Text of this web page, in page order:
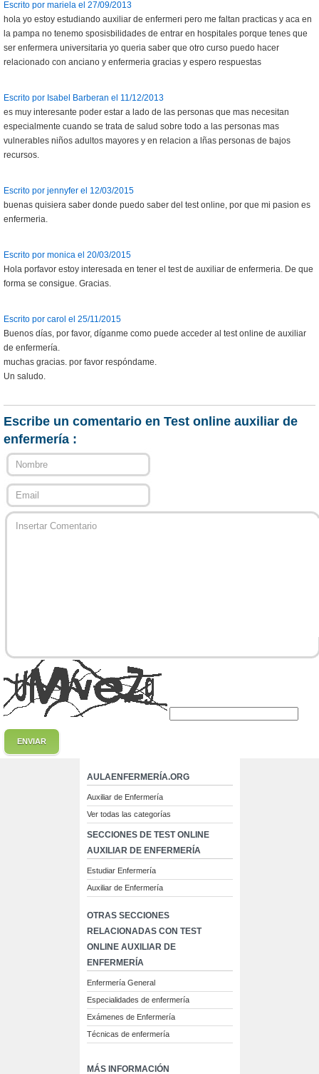
Escrito por mariela el 27/09/2013
hola yo estoy estudiando auxiliar de enfermeri pero me faltan practicas y aca en
la pampa no tenemo sposisbilidades de entrar en hospitales porque tenes que
ser enfermera universitaria yo queria saber que otro curso puedo hacer
relacionado con anciano y enfermeria gracias y espero respuestas
Escrito por Isabel Barberan el 11/12/2013
es muy interesante poder estar a lado de las personas que mas necesitan
especialmente cuando se trata de salud sobre todo a las personas mas
vulnerables niños adultos mayores y en relacion a lñas personas de bajos
recursos.
Escrito por jennyfer el 12/03/2015
buenas quisiera saber donde puedo saber del test online, por que mi pasion es
enfermeria.
Escrito por monica el 20/03/2015
Hola porfavor estoy interesada en tener el test de auxiliar de enfermeria. De que
forma se consigue. Gracias.
Escrito por carol el 25/11/2015
Buenos días, por favor, díganme como puede acceder al test online de auxiliar
de enfermería.
muchas gracias. por favor respóndame.
Un saludo.
Escribe un comentario en Test online auxiliar de
enfermería :
ENVIAR
AULAENFERMERÍA.ORG
Auxiliar de Enfermería
Ver todas las categorías
SECCIONES DE TEST ONLINE
AUXILIAR DE ENFERMERÍA
Estudiar Enfermería
Auxiliar de Enfermería
OTRAS SECCIONES
RELACIONADAS CON TEST
ONLINE AUXILIAR DE
ENFERMERÍA
Enfermería General
Especialidades de enfermería
Exámenes de Enfermería
Técnicas de enfermería
MÁS INFORMACIÓN